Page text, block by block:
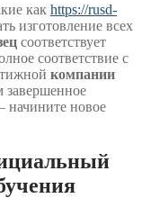
как https://rusd-
изготовление всех
соответствует
соответствие с
компании
завершенное
начините новое